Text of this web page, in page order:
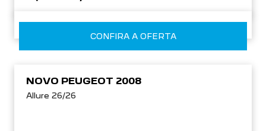
CONFIRA A OFERTA
NOVO PEUGEOT 2008
Allure 26/26